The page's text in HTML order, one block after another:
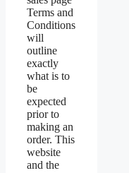
Terms and
Conditions
will
outline
exactly
what is to
be
expected
prior to
making an
order. This
website
and the